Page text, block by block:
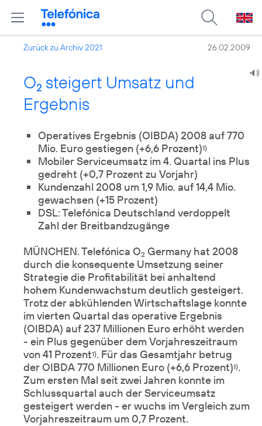
Zurück zu Archiv 2021 26.02.2009
O2 steigert Umsatz und
Ergebnis
Operatives Ergebnis (OIBDA) 2008 auf 770
Mio. Euro gestiegen (+6,6 Prozent)1)
Mobiler Serviceumsatz im 4. Quartal ins Plus
gedreht (+0,7 Prozent zu Vorjahr)
Kundenzahl 2008 um 1,9 Mio. auf 14,4 Mio.
gewachsen (+15 Prozent)
DSL: Telefónica Deutschland verdoppelt
Zahl der Breitbandzugänge
MÜNCHEN. Telefónica O2 Germany hat 2008
durch die konsequente Umsetzung seiner
Strategie die Profitabilität bei anhaltend
hohem Kundenwachstum deutlich gesteigert.
Trotz der abkühlenden Wirtschaftslage konnte
im vierten Quartal das operative Ergebnis
(OIBDA) auf 237 Millionen Euro erhöht werden
- ein Plus gegenüber dem Vorjahreszeitraum
von 41 Prozent1). Für das Gesamtjahr betrug
der OIBDA 770 Millionen Euro (+6,6 Prozent)1).
Zum ersten Mal seit zwei Jahren konnte im
Schlussquartal auch der Serviceumsatz
gesteigert werden - er wuchs im Vergleich zum
Vorjahreszeitraum um 0,7 Prozent.